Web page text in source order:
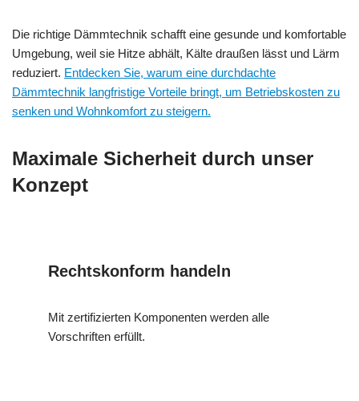
Die richtige Dämmtechnik schafft eine gesunde und komfortable
Umgebung, weil sie Hitze abhält, Kälte draußen lässt und Lärm
reduziert. Entdecken Sie, warum eine durchdachte
Dämmtechnik langfristige Vorteile bringt, um Betriebskosten zu
senken und Wohnkomfort zu steigern.
Maximale Sicherheit durch unser
Konzept
Rechtskonform handeln
Mit zertifizierten Komponenten werden alle
Vorschriften erfüllt.